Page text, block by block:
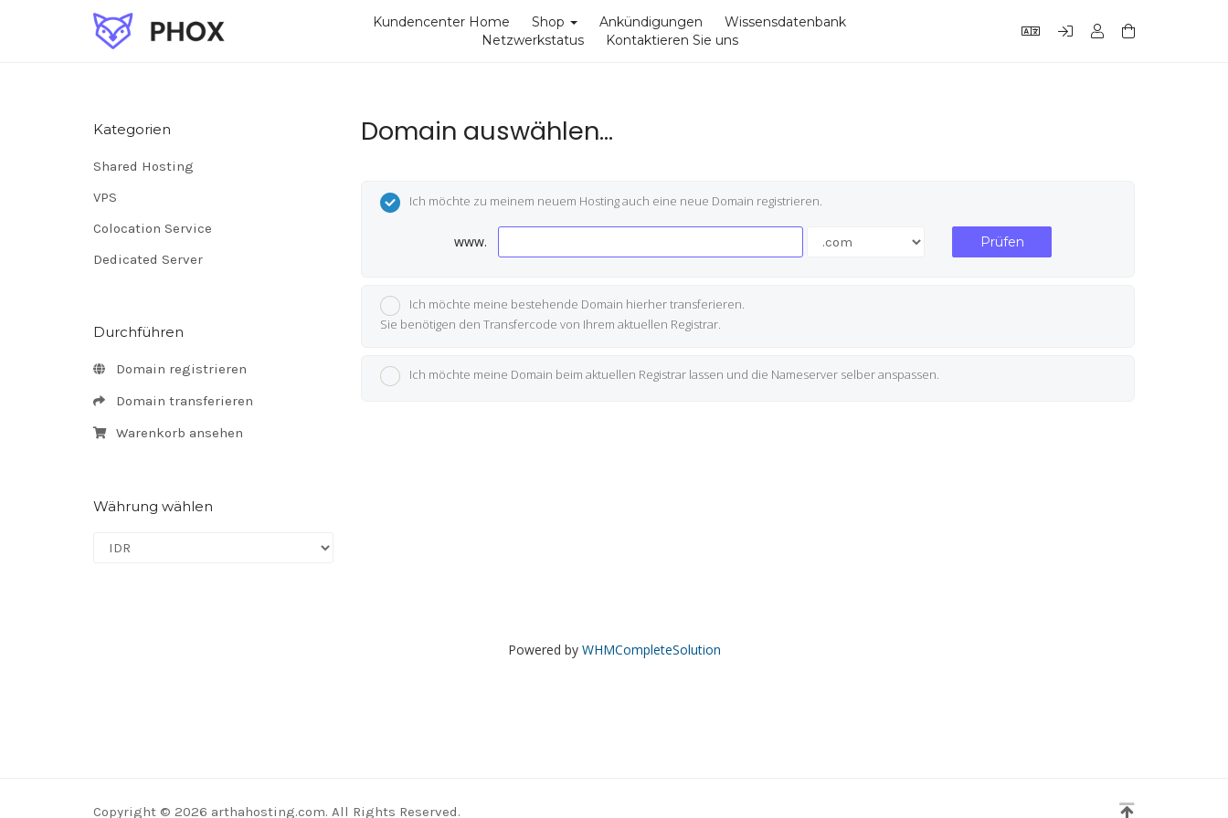
Kundencenter Home Shop Ankündigungen
Wissensdatenbank
Netzwerkstatus
Kontaktieren Sie uns
Kategorien
Shared Hosting
VPS
Colocation Service
Dedicated Server
Durchführen
Domain registrieren
Domain transferieren
Warenkorb ansehen
Währung wählen
Domain auswählen...
Ich möchte zu meinem neuem Hosting auch eine neue Domain registrieren.
www. Prüfen
Ich möchte meine bestehende Domain hierher transferieren.
Sie benötigen den Transfercode von Ihrem aktuellen Registrar.
Ich möchte meine Domain beim aktuellen Registrar lassen und die Nameserver selber anspassen.
Powered by WHMCompleteSolution
Copyright © 2026 arthahosting.com. All Rights Reserved.